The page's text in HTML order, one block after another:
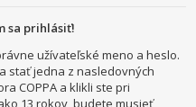
sa prihlásiť!
užívateľské meno a heslo.
stať jedna z nasledovných
COPPA a klikli ste pri
13 rokov, budete musieť